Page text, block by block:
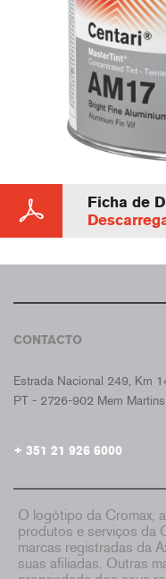
Ficha de
CONTACTO
Estrada Nacional 249, Km
PT - 2726-902 Mem Martins
+ 351 21 926 6000
O logótipo da Cromax,
produtos e serviços da
marcas registradas da
suas afiliadas. Outras